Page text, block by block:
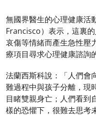
無國界醫生的心理健康活
Francisco）表示，這裏
哀傷等情緒而產生急性壓
療項目尋求心理健康諮詢
法蘭西斯科說：「人們會
難過程中與孩子分離，現
目睹雙親身亡；人們看到
樣的恐懼下，很難去思考